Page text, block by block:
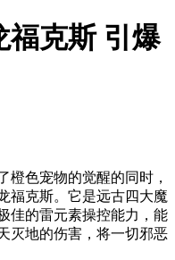
福克斯 引爆
橙色宠物的觉醒的同时，
福克斯。它是远古四大魔
佳的雷元素操控能力，能
灭地的伤害，将一切邪恶